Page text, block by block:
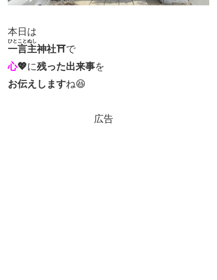
本日は
一言主
ひとことぬし
神社⛩で
心💖に残った出来事を
お伝えしますね😆
広告